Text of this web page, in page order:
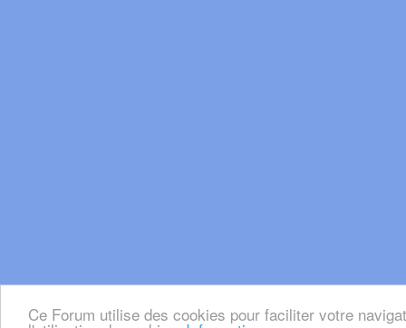
Ce Forum utilise des cookies pour faciliter votre